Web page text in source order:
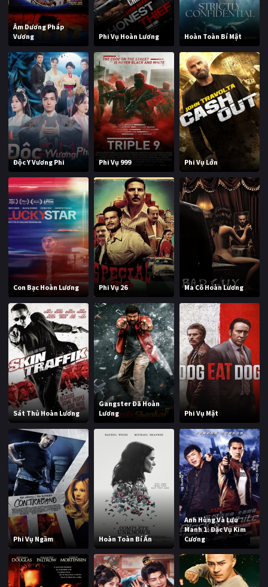
Âm Dương Pháp
Vương
Phi Vụ Hoàn Lương Hoàn Toàn Bí Mật
Độc Y Vương Phi Phi Vụ 999 Phi Vụ Lớn
Con Bạc Hoàn Lương Phi Vụ 26 Ma Cô Hoàn Lương
Sát Thủ Hoàn Lương
Gangster Đã Hoàn
Lương
Phi Vụ Mật
Phi Vụ Ngầm Hoàn Toàn Bí Ẩn
Anh Hùng Và Lưu
Manh 1: Đặc Vụ Kim
Cương